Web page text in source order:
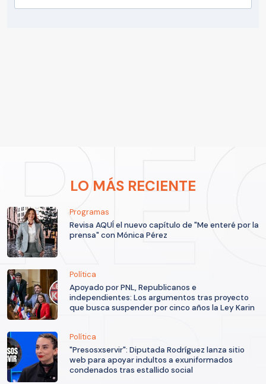
LO MÁS RECIENTE
Programas
Revisa AQUÍ el nuevo capítulo de "Me enteré por la
prensa" con Mónica Pérez
Política
Apoyado por PNL, Republicanos e
independientes: Los argumentos tras proyecto
que busca suspender por cinco años la Ley Karin
Política
"Presosxservir": Diputada Rodríguez lanza sitio
web para apoyar indultos a exuniformados
condenados tras estallido social